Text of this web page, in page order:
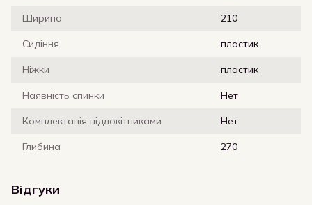
Ширина 210
Сидіння пластик
Ніжки пластик
Наявність спинки Нет
Комплектація підлокітниками Нет
Глибина 270
Відгуки